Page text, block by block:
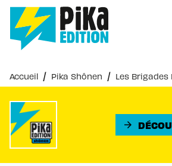
MENU RECHERCHE
PIED DE PAGE
Accueil / Pika Shônen / Les
arrow_forward